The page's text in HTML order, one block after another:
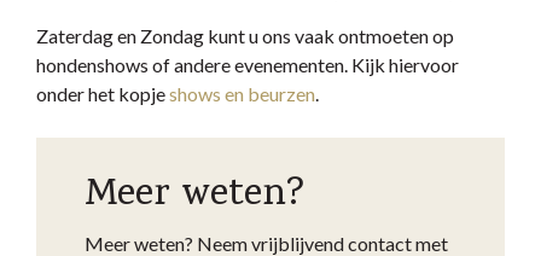
Zaterdag en Zondag kunt u ons vaak ontmoeten op
hondenshows of andere evenementen. Kijk hiervoor
onder het kopjeshows en beurzen.
Meer weten?
Meer weten? Neem vrijblijvend contact met